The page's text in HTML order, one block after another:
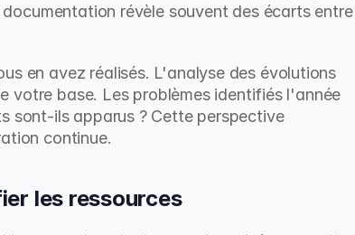
révèle souvent des écarts entre
en avez réalisés. L'analyse des évolutions
votre base. Les problèmes identifiés l'année
sont-ils apparus ? Cette perspective
continue.
les ressources